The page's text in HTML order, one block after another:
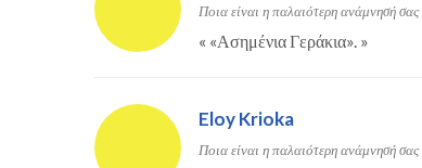
Ποια είναι η παλαιότερη ανάμνησή
« «Ασημένια Γεράκια». »
Eloy Krioka
Ποια είναι η παλαιότερη ανάμνησή